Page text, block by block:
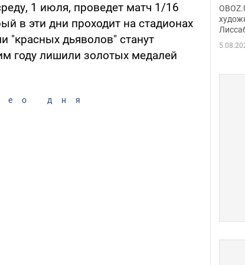
1 июля, проведет матч 1/16
в эти дни проходит на стадионах
"красных дьяволов" станут
году лишили золотых медалей
дня
сына